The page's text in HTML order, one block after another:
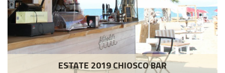
ESTATE 2019 CHIOSCO BAR